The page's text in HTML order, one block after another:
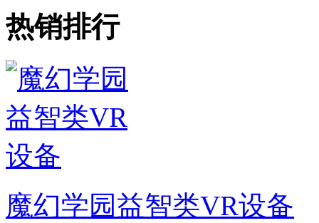
热销排行
魔幻学园益智类VR设备